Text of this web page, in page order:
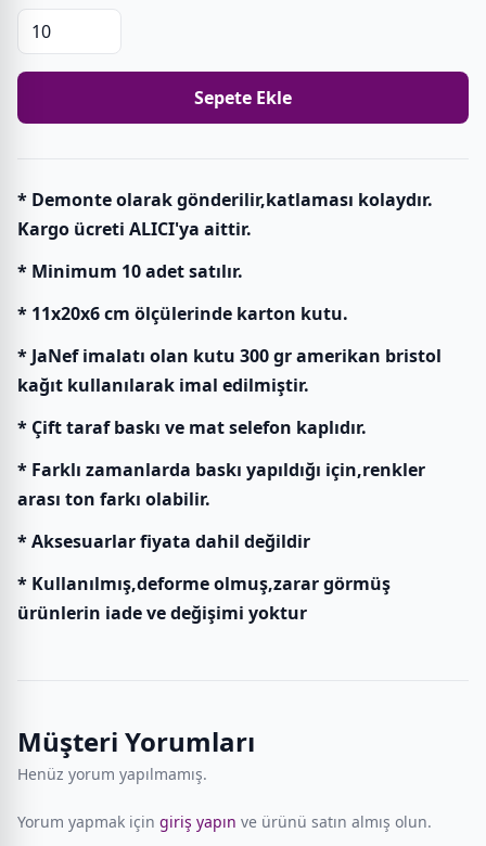
Sepete Ekle
* Demonte olarak gönderilir,katlaması kolaydır.
Kargo ücreti ALICI'ya aittir.
* Minimum 10 adet satılır.
* 11x20x6 cm ölçülerinde karton kutu.
* JaNef imalatı olan kutu 300 gr amerikan bristol
kağıt kullanılarak imal edilmiştir.
* Çift taraf baskı ve mat selefon kaplıdır.
* Farklı zamanlarda baskı yapıldığı için,renkler
arası ton farkı olabilir.
* Aksesuarlar fiyata dahil değildir
* Kullanılmış,deforme olmuş,zarar görmüş
ürünlerin iade ve değişimi yoktur
Müşteri Yorumları
Henüz yorum yapılmamış.
Yorum yapmak için giriş yapın ve ürünü satın almış olun.